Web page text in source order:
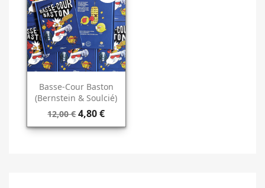
Basse-Cour Baston
(Bernstein & Soulcié)
12,00 € 4,80 €